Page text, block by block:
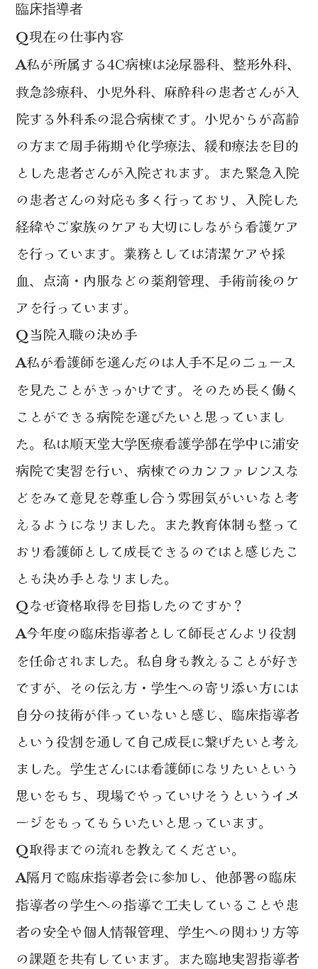
臨床指導者
Q現在の仕事内容
A私が所属する4C病棟は泌尿器科、整形外科、
救急診療科、小児外科、麻酔科の患者さんが入
院する外科系の混合病棟です。小児からが高齢
の方まで周手術期や化学療法、緩和療法を目的
とした患者さんが入院されます。また緊急入院
の患者さんの対応も多く行っており、入院した
経緯やご家族のケアも大切にしながら看護ケア
を行っています。業務としては清潔ケアや採
血、点滴・内服などの薬剤管理、手術前後のケ
アを行っています。
Q 当院入職の決め手
A私が看護師を選んだのは人手不足のニュース
を見たことがきっかけです。そのため長く働く
ことができる病院を選びたいと思っていまし
た。私は順天堂大学医療看護学部在学中に浦安
病院で実習を行い、病棟でのカンファレンスな
どをみて意見を尊重し合う雰囲気がいいなと考
えるようになりました。また教育体制も整って
おり看護師として成長できるのではと感じたこ
とも決め手となりました。
Qなぜ資格取得を目指したのですか？
A今年度の臨床指導者として師長さんより役割
を任命されました。私自身も教えることが好き
ですが、その伝え方・学生への寄り添い方には
自分の技術が伴っていないと感じ、臨床指導者
という役割を通して自己成長に繋げたいと考え
ました。学生さんには看護師になりたいという
思いをもち、現場でやっていけそうというイメ
ージをもってもらいたいと思っています。
Q取得までの流れを教えてください。
A隔月で臨床指導者会に参加し、他部署の臨床
指導者の学生への指導で工夫していることや患
者の安全や個人情報管理、学生への関わり方等
の課題を共有しています。また臨地実習指導者